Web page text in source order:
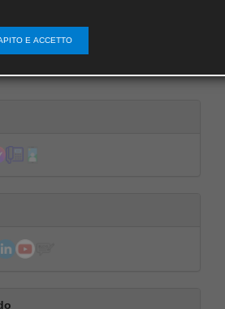
Università di Bologna; membro del
Lavoro-correlato del Consiglio
E ACCETTO